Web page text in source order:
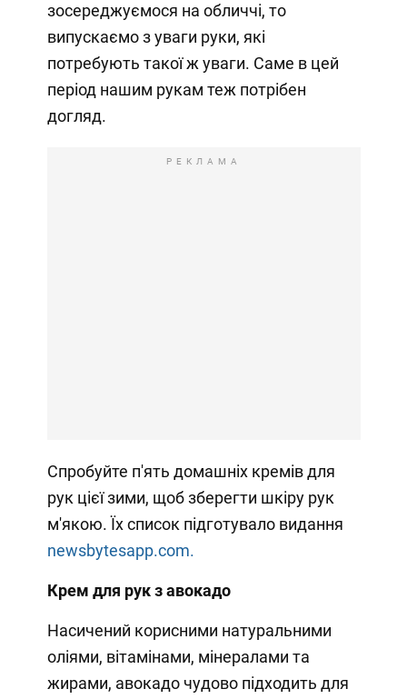
зосереджуємося на обличчі, то
випускаємо з уваги руки, які
потребують такої ж уваги. Саме в цей
період нашим рукам теж потрібен
догляд.
РЕКЛАМА
Спробуйте п'ять домашніх кремів для
рук цієї зими, щоб зберегти шкіру рук
м'якою. Їх список підготувало видання
newsbytesapp.com.
Крем для рук з авокадо
Насичений корисними натуральними
оліями, вітамінами, мінералами та
жирами, авокадо чудово підходить для